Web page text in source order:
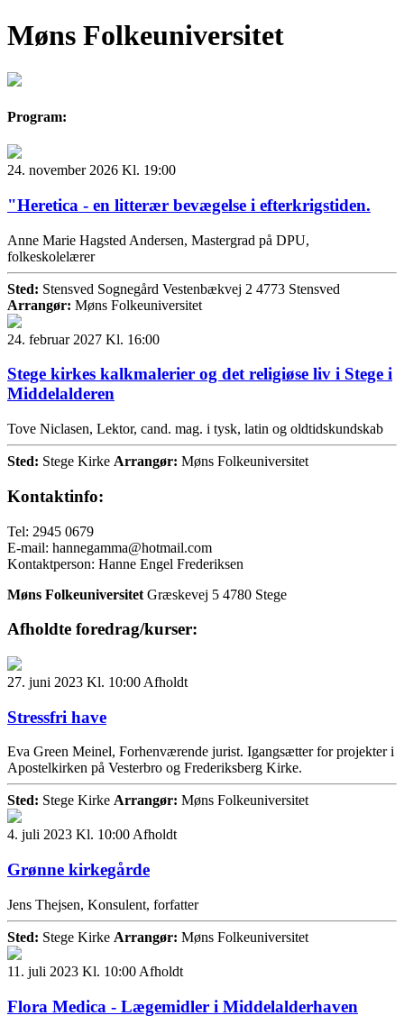
Møns Folkeuniversitet
Program:
24. november 2026 Kl. 19:00
"Heretica - en litterær bevægelse i efterkrigstiden.
Anne Marie Hagsted Andersen, Mastergrad på DPU,
folkeskolelærer
Sted: Stensved Sognegård Vestenbækvej 2 4773 Stensved
Arrangør: Møns Folkeuniversitet
24. februar 2027 Kl. 16:00
Stege kirkes kalkmalerier og det religiøse liv i Stege i
Middelalderen
Tove Niclasen, Lektor, cand. mag. i tysk, latin og oldtidskundskab
Sted: Stege Kirke Arrangør: Møns Folkeuniversitet
Kontaktinfo:
Tel: 2945 0679
E-mail: hannegamma@hotmail.com
Kontaktperson: Hanne Engel Frederiksen
Møns Folkeuniversitet Græskevej 5 4780 Stege
Afholdte foredrag/kurser:
27. juni 2023 Kl. 10:00 Afholdt
Stressfri have
Eva Green Meinel, Forhenværende jurist. Igangsætter for projekter i
Apostelkirken på Vesterbro og Frederiksberg Kirke.
Sted: Stege Kirke Arrangør: Møns Folkeuniversitet
4. juli 2023 Kl. 10:00Afholdt
Grønne kirkegårde
Jens Thejsen, Konsulent, forfatter
Sted: Stege Kirke Arrangør: Møns Folkeuniversitet
11. juli 2023 Kl. 10:00 Afholdt
Flora Medica - Lægemidler i Middelalderhaven